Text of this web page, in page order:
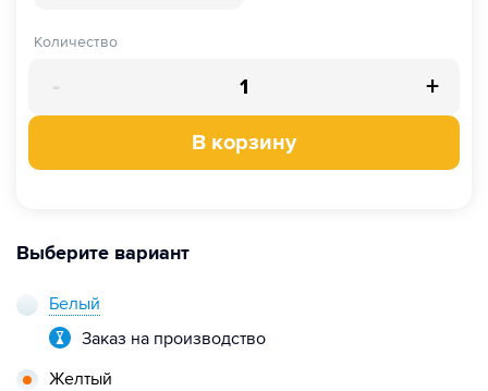
Количество
- +
В корзину
Выберите вариант
Белый
Заказ на производство
Желтый